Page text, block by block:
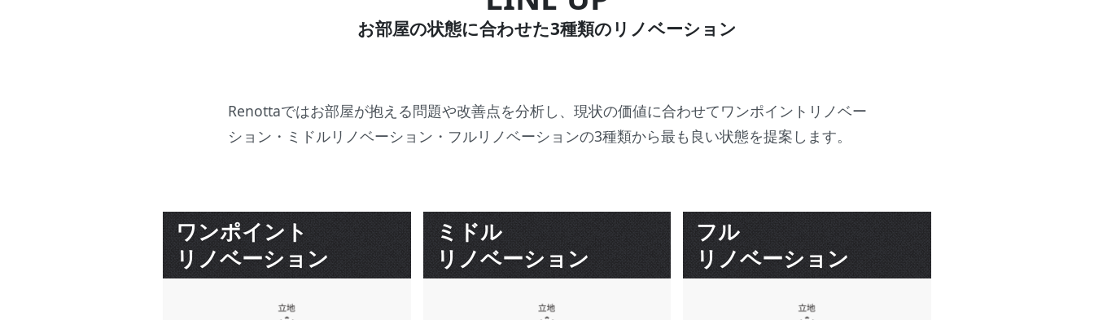
お部屋の状態に合わせた3種類のリノベーション
Renottaではお部屋が抱える問題や改善点を分析し、現状の価値に合わせてワンポイントリノベー
ション・ミドルリノベーション・フルリノベーションの3種類から最も良い状態を提案します。
ワンポイント
リノベーション
ミドル
リノベーション
フル
リノベーション